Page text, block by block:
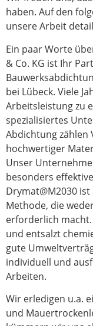
haben. Auf den
unsere Arbeit
Ein paar Worte
& Co. KG ist Ihr
bei Lübeck. Viele
Arbeitsleistung zu
spezialisiertes
Abdichtung zählen
hochwertiger
Unser
besonders
Drymat@M2030
Methode, die
erforderlich
und entsalzt
gute
individuell und
Arbeiten.
Wir erledigen u.a.
und